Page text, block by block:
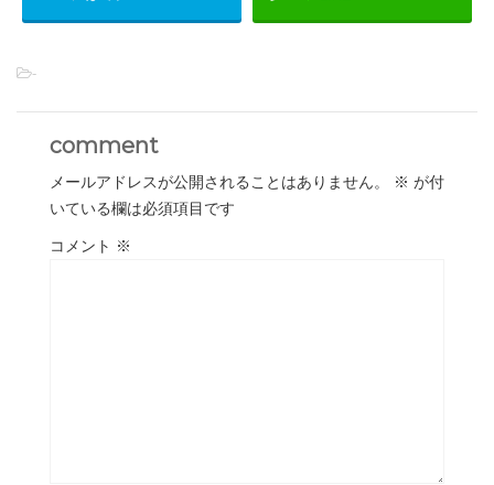
-
comment
メールアドレスが公開されることはありません。 ※ が付
いている欄は必須項目です
コメント ※